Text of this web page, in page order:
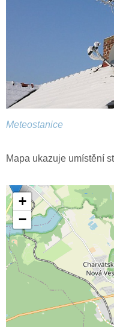
Meteostanice
Mapa ukazuje umístění
+
−